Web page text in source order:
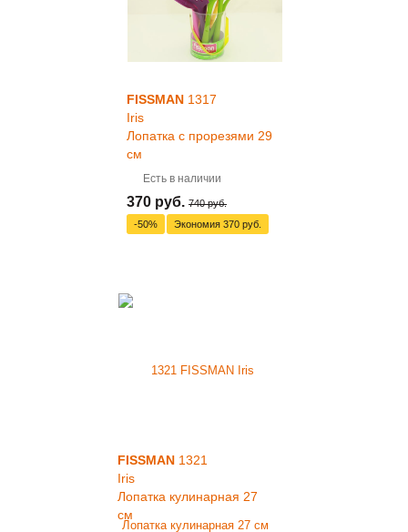
FISSMAN 1317
Iris
Лопатка с прорезями 29
см
Есть в наличии
370 руб. 740 руб.
-50%
Экономия 370 руб.
FISSMAN 1321
Iris
Лопатка кулинарная 27
см